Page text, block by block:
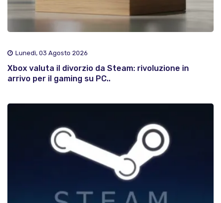
Lunedì, 03 Agosto 2026
Xbox valuta il divorzio da Steam: rivoluzione in
arrivo per il gaming su PC..